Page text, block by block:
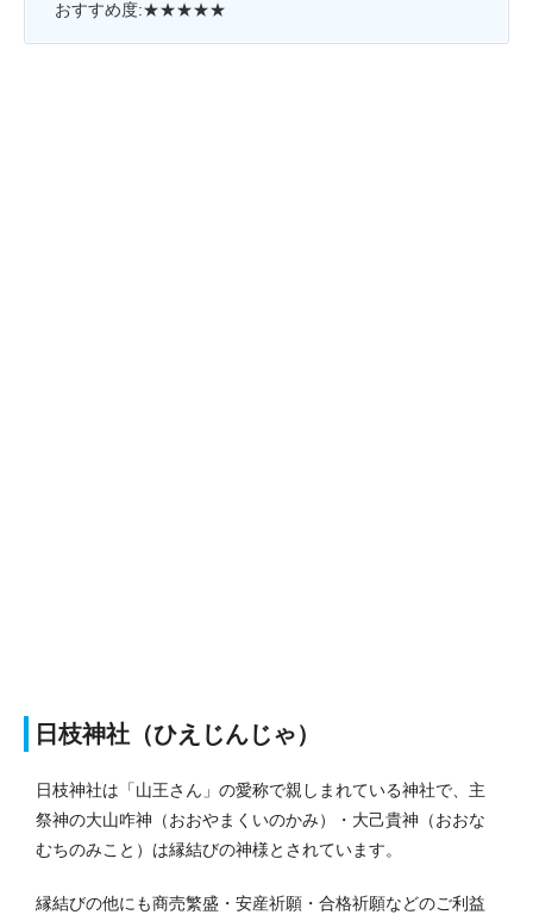
おすすめ度:★★★★★
日枝神社（ひえじんじゃ）
日枝神社は「山王さん」の愛称で親しまれている神社で、主
祭神の大山咋神（おおやまくいのかみ）・大己貴神（おおな
むちのみこと）は縁結びの神様とされています。
縁結びの他にも商売繁盛・安産祈願・合格祈願などのご利益